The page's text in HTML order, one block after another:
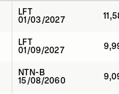
LFT
01/03/2027
LFT
01/09/2027
NTN-B
15/08/2060